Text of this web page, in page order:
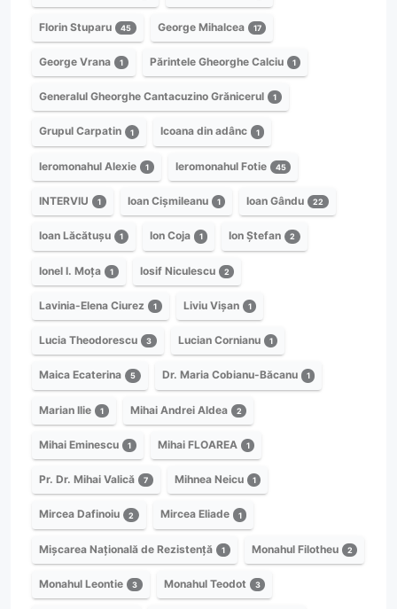
Florin Stuparu 45 George Mihalcea 17
George Vrana 1 Părintele Gheorghe Calciu 1
Generalul Gheorghe Cantacuzino Grănicerul 1
Grupul Carpatin 1 Icoana din adânc 1
Ieromonahul Alexie 1 Ieromonahul Fotie 45
INTERVIU 1 Ioan Cișmileanu 1 Ioan Gându 22
Ioan Lăcătușu 1 Ion Coja 1 Ion Ștefan 2
Ionel I. Moța 1 Iosif Niculescu 2
Lavinia-Elena Ciurez 1 Liviu Vișan 1
Lucia Theodorescu 3 Lucian Cornianu 1
Maica Ecaterina 5 Dr. Maria Cobianu-Băcanu 1
Marian Ilie 1 Mihai Andrei Aldea 2
Mihai Eminescu 1 Mihai FLOAREA 1
Pr. Dr. Mihai Valică 7 Mihnea Neicu 1
Mircea Dafinoiu 2 Mircea Eliade 1
Mișcarea Națională de Rezistență 1 Monahul Filotheu 2
Monahul Leontie 3 Monahul Teodot 3